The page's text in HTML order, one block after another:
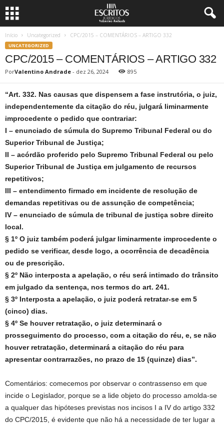
Início Uncategorized CPC/2015 – COMENTÁRIOS – ARTIGO 332
UNCATEGORIZED
CPC/2015 – COMENTÁRIOS – ARTIGO 332
PorValentino Andrade - dez 26, 2024 895
“Art. 332. Nas causas que dispensem a fase instrutória, o juiz,
independentemente da citação do réu, julgará liminarmente
improcedente o pedido que contrariar:
I – enunciado de súmula do Supremo Tribunal Federal ou do
Superior Tribunal de Justiça;
II – acórdão proferido pelo Supremo Tribunal Federal ou pelo
Superior Tribunal de Justiça em julgamento de recursos
repetitivos;
III – entendimento firmado em incidente de resolução de
demandas repetitivas ou de assunção de competência;
IV – enunciado de súmula de tribunal de justiça sobre direito
local.
§ 1º O juiz também poderá julgar liminarmente improcedente o
pedido se verificar, desde logo, a ocorrência de decadência
ou de prescrição.
§ 2º Não interposta a apelação, o réu será intimado do trânsito
em julgado da sentença, nos termos do art. 241.
§ 3º Interposta a apelação, o juiz poderá retratar-se em 5
(cinco) dias.
§ 4º Se houver retratação, o juiz determinará o
prosseguimento do processo, com a citação do réu, e, se não
houver retratação, determinará a citação do réu para
apresentar contrarrazões, no prazo de 15 (quinze) dias”.
Comentários: comecemos por observar o contrassenso em que
incide o Legislador, porque se a lide objeto do processo amolda-se
a qualquer das hipóteses previstas nos incisos I a IV do artigo 332
do CPC/2015, é evidente que não há a necessidade de ter lugar a